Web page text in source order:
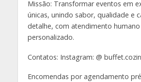
Missão: Transformar eventos em
únicas, unindo sabor, qualidade e
detalhe, com atendimento humano
personalizado.
Contatos: Instagram: @
Encomendas por agendamento